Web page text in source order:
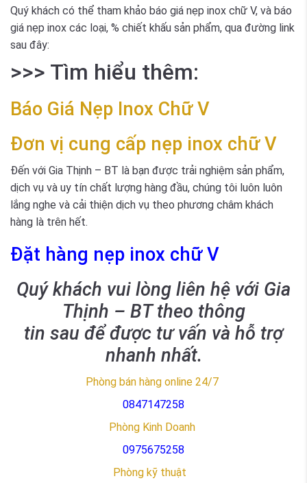
Quý khách có thể tham khảo báo giá nẹp inox chữ V, và báo
giá nẹp inox các loại, % chiết khấu sản phẩm, qua đường link
sau đây:
>>> Tìm hiểu thêm:
Báo Giá Nẹp Inox Chữ V
Đơn vị cung cấp nẹp inox chữ V
Đến với Gia Thịnh – BT là bạn được trải nghiệm sản phẩm,
dịch vụ và uy tín chất lượng hàng đầu, chúng tôi luôn luôn
lắng nghe và cải thiện dịch vụ theo phương châm khách
hàng là trên hết.
Đặt hàng nẹp inox chữ V
Quý khách vui lòng liên hệ với Gia
Thịnh – BT theo thông
tin sau để được tư vấn và hỗ trợ
nhanh nhất.
Phòng bán hàng online 24/7
0847147258
Phòng Kinh Doanh
0975675258
Phòng kỹ thuật